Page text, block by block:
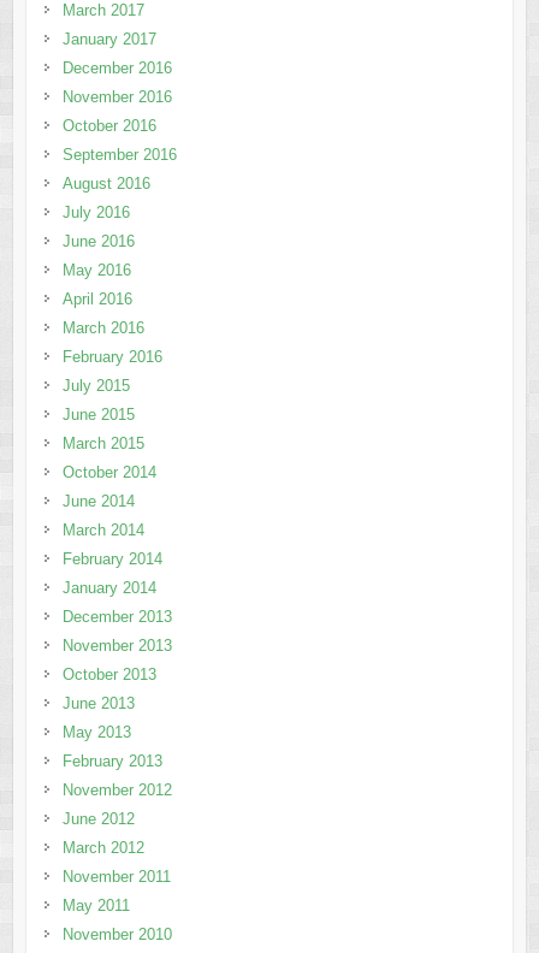
March 2017
January 2017
December 2016
November 2016
October 2016
September 2016
August 2016
July 2016
June 2016
May 2016
April 2016
March 2016
February 2016
July 2015
June 2015
March 2015
October 2014
June 2014
March 2014
February 2014
January 2014
December 2013
November 2013
October 2013
June 2013
May 2013
February 2013
November 2012
June 2012
March 2012
November 2011
May 2011
November 2010